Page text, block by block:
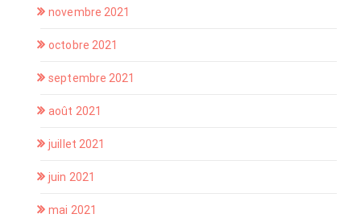
novembre 2021
octobre 2021
septembre 2021
août 2021
juillet 2021
juin 2021
mai 2021